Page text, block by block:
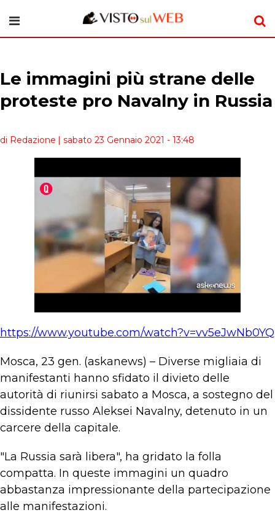
Le immagini più strane delle
proteste pro Navalny in Russia
di Redazione | sabato 23 Gennaio 2021 - 13:48
https://www.youtube.com/watch?v=vv5eJwNb0YQ
Mosca, 23 gen. (askanews) – Diverse migliaia di
manifestanti hanno sfidato il divieto delle
autorità di riunirsi sabato a Mosca, a sostegno del
dissidente russo Aleksei Navalny, detenuto in un
carcere della capitale.
"La Russia sarà libera", ha gridato la folla
compatta. In queste immagini un quadro
abbastanza impressionante della partecipazione
alle manifestazioni.